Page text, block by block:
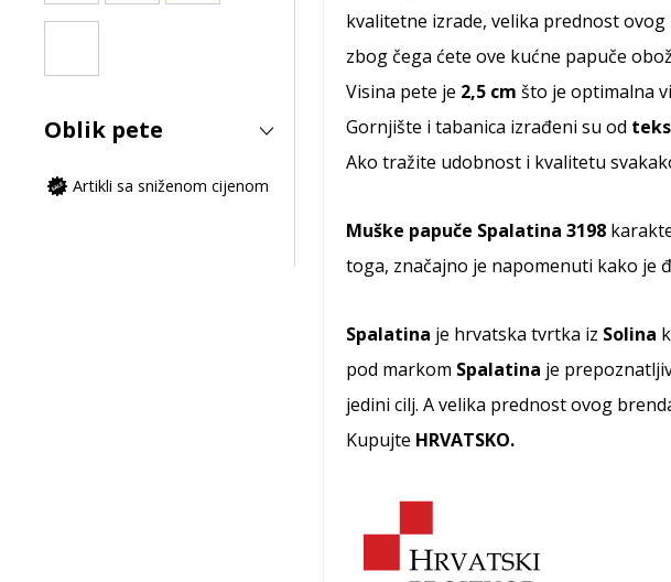
kvalitetne izrade, velika prednost
zbog čega ćete ove kućne papuče
Visina pete je 2,5 cm što je optimalna
Gornjište i tabanica izrađeni su od
Ako tražite udobnost i kvalitetu
Muške papuče Spalatina 3198
toga, značajno je napomenuti kako je
Spalatina je hrvatska tvrtka iz Solina
pod markom Spalatina je
jedini cilj. A velika prednost ovog
Kupujte HRVATSKO.
Oblik pete
Artikli sa sniženom cijenom